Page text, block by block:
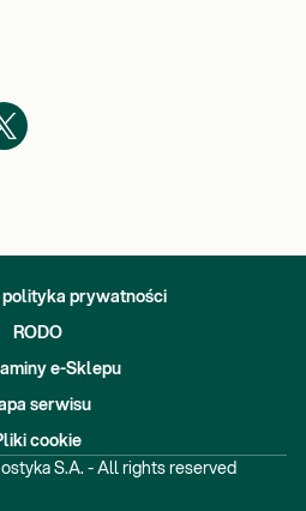
polityka prywatności
RODO
e-Sklepu
serwisu
cookie
S.A. - All rights reserved